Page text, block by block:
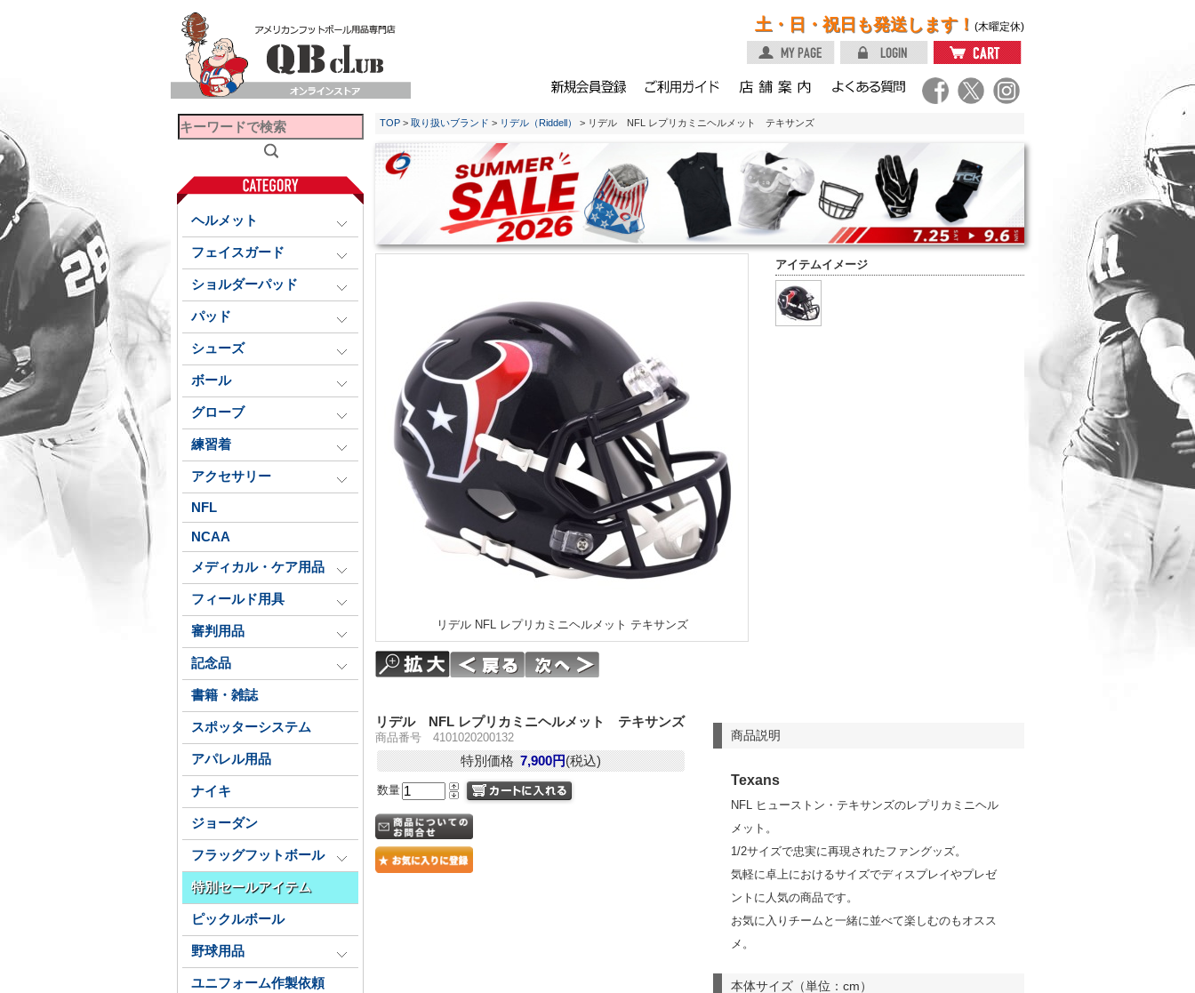
土・日・祝日も発送します！ (木曜定休)
ヘルメット
フェイスガード
ショルダーパッド
パッド
シューズ
ボール
グローブ
練習着
アクセサリー
NFL
NCAA
メディカル・ケア用品
フィールド用具
審判用品
記念品
書籍・雑誌
スポッターシステム
アパレル用品
ナイキ
ジョーダン
フラッグフットボール
特別セールアイテム
ピックルボール
野球用品
ユニフォーム作製依頼
TOP > 取り扱いブランド > リデル（Riddell） > リデル NFL レプリカミニヘルメット テキサンズ
アイテムイメージ
リデル NFL レプリカミニヘルメット テキサンズ
商品説明
Texans
NFL ヒューストン・テキサンズのレプリカミニヘル
メット。
1/2サイズで忠実に再現されたファングッズ。
気軽に卓上におけるサイズでディスプレイやプレゼ
ントに人気の商品です。
お気に入りチームと一緒に並べて楽しむのもオスス
メ。
本体サイズ（単位：cm）
リデル NFL レプリカミニヘルメット テキサンズ
商品番号 4101020200132
特別価格 7,900円(税込)
数量